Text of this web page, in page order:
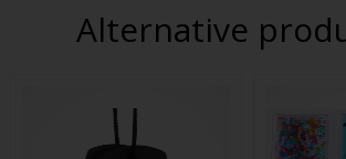
Alternative